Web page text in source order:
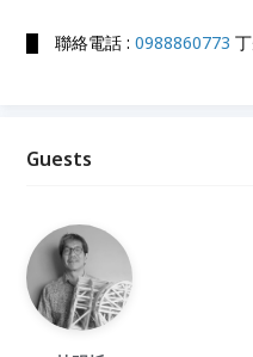
█ 聯絡電話 : 0988860773
Guests